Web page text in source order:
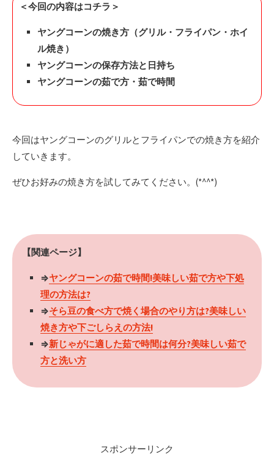
＜今回の内容はコチラ＞
ヤングコーンの焼き方（グリル・フライパン・ホイ
ル焼き）
ヤングコーンの保存方法と日持ち
ヤングコーンの茹で方・茹で時間
今回はヤングコーンのグリルとフライパンでの焼き方を紹介
していきます。
ぜひお好みの焼き方を試してみてください。(*^^*)
【関連ページ】
⇒ヤングコーンの茹で時間!美味しい茹で方や下処
理の方法は?
⇒そら豆の食べ方で焼く場合のやり方は?美味しい
焼き方や下ごしらえの方法!
⇒新じゃがに適した茹で時間は何分?美味しい茹で
方と洗い方
スポンサーリンク